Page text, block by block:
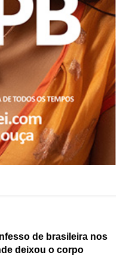
de brasileira nos
deixou o corpo